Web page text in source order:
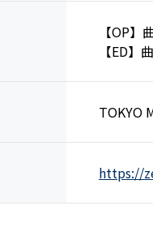
【OP
【ED
TOKYO
https://